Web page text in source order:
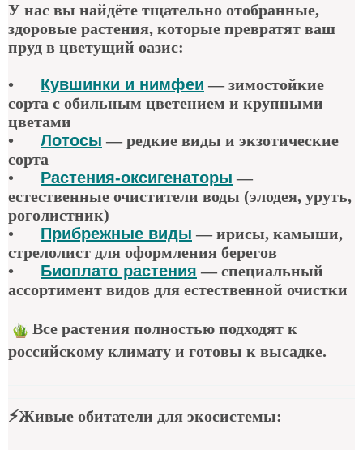
У нас вы найдёте тщательно отобранные,
здоровые растения, которые превратят ваш
пруд в цветущий оазис:
• Кувшинки и нимфеи — зимостойкие
сорта с обильным цветением и крупными
цветами
•
Лотосы — редкие виды и экзотические
сорта
•
Растения-оксигенаторы —
естественные очистители воды (элодея, уруть,
роголистник)
•
Прибрежные виды — ирисы, камыши,
стрелолист для оформления берегов
•
Биоплато растения — специальный
ассортимент видов для естественной очистки
Все растения полностью подходят к
российскому климату и готовы к высадке.
⚡Живые обитатели для экосистемы: